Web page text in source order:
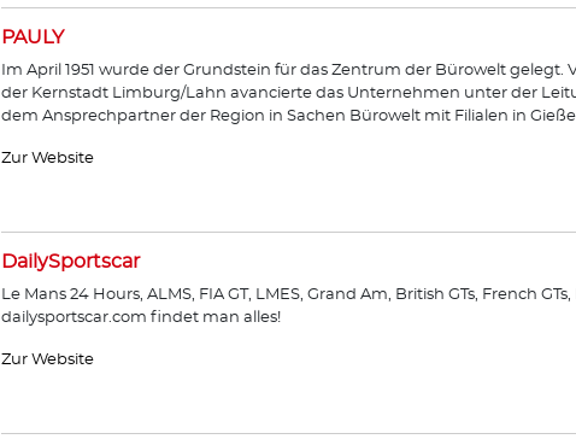
PAULY
Im April 1951 wurde der Grundstein für das Zentrum der Bürowelt gelegt.
der Kernstadt Limburg/Lahn avancierte das Unternehmen unter der
dem Ansprechpartner der Region in Sachen Bürowelt mit Filialen in
Zur Website
DailySportscar
Le Mans 24 Hours, ALMS, FIA GT, LMES, Grand Am, British GTs, French
dailysportscar.com findet man alles!
Zur Website